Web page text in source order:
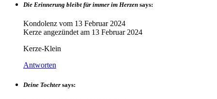
Die Erinnerung bleibt für immer im Herzen says:
Kondolenz vom 13 Februar 2024
Kerze angezündet am 13 Februar 2024
Kerze-Klein
Antworten
Deine Tochter says: